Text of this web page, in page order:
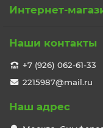
Интернет-
Наши контакты
+7 (926) 062-61-33
2215987@mail.ru
Наш адрес